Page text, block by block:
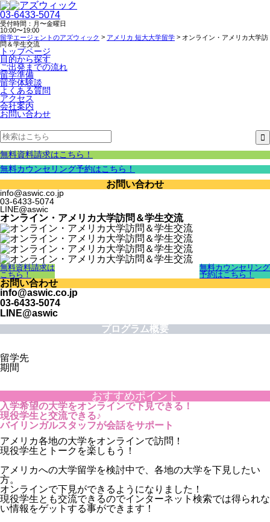
03-6433-5074
受付時間：月〜金曜日
10:00〜19:00
留学エージェントのアズウィック > アメリカ 短大大学留学 > オンライン・アメリカ大学訪
問＆学生交流
トップページ
目的から探す
ご出発までの流れ
留学準備
留学体験談
よくある質問
アクセス
会社案内
お問い合わせ
無料資料請求はこちら！
無料カウンセリング予約はこちら！
お問い合わせ
info@aswic.co.jp
03-6433-5074
LINE@aswic
オンライン・アメリカ大学訪問＆学生交流
無料資料請求は
こちら！
無料カウンセリング
予約はこちら！
お問い合わせ
info@aswic.co.jp
03-6433-5074
LINE@aswic
プログラム概要
留学先
期間
おすすめポイント
入学希望の大学をオンラインで下見できる！
現役学生と交流できる♪
バイリンガルスタッフが会話をサポート
アメリカ各地の大学をオンラインで訪問！
現役学生とトークを楽しもう！
アメリカへの大学留学を検討中で、各地の大学を下見したい
方。
オンラインで下見ができるようになりました！
現役学生とも交流できるのでインターネット検索では得られな
い情報をゲットする事ができます！